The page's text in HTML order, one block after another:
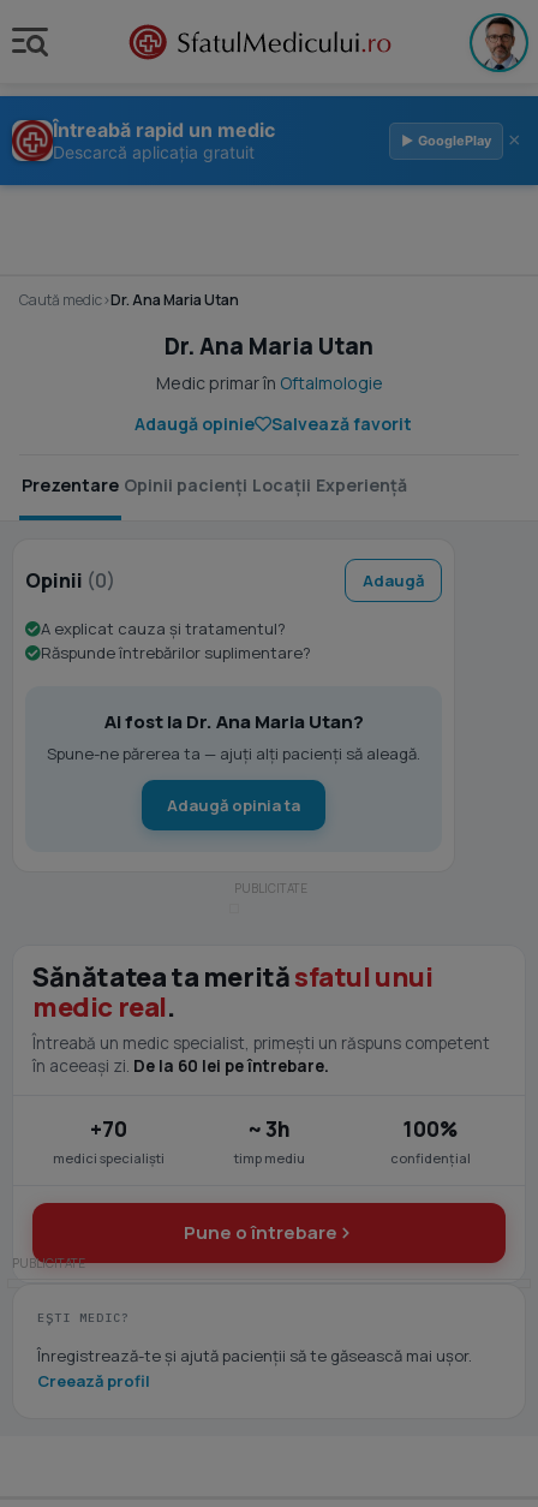
Întreabă rapid un medic
Descarcă aplicația gratuit
▶ GooglePlay ×
Caută medic›Dr. Ana Maria Utan
Dr. Ana Maria Utan
Medic primar în Oftalmologie
Adaugă opinie
Salvează favorit
Prezentare Opinii pacienți Locații Experiență
Opinii (0) Adaugă
A explicat cauza și tratamentul?
Răspunde întrebărilor suplimentare?
Ai fost la Dr. Ana Maria Utan?
Spune-ne părerea ta — ajuți alți pacienți să aleagă.
Adaugă opinia ta
Sănătatea ta merităsfatul unui
medic real.
Întreabă un medic specialist, primești un răspuns competent
în aceeași zi. De la 60 lei pe întrebare.
+70
medici specialiști
~ 3h
timp mediu
100%
confidențial
Pune o întrebare
EȘTI MEDIC?
Înregistrează-te și ajută pacienții să te găsească mai ușor.
Creează profil